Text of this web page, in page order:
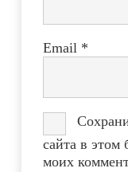
Email *
сайта в этом
моих